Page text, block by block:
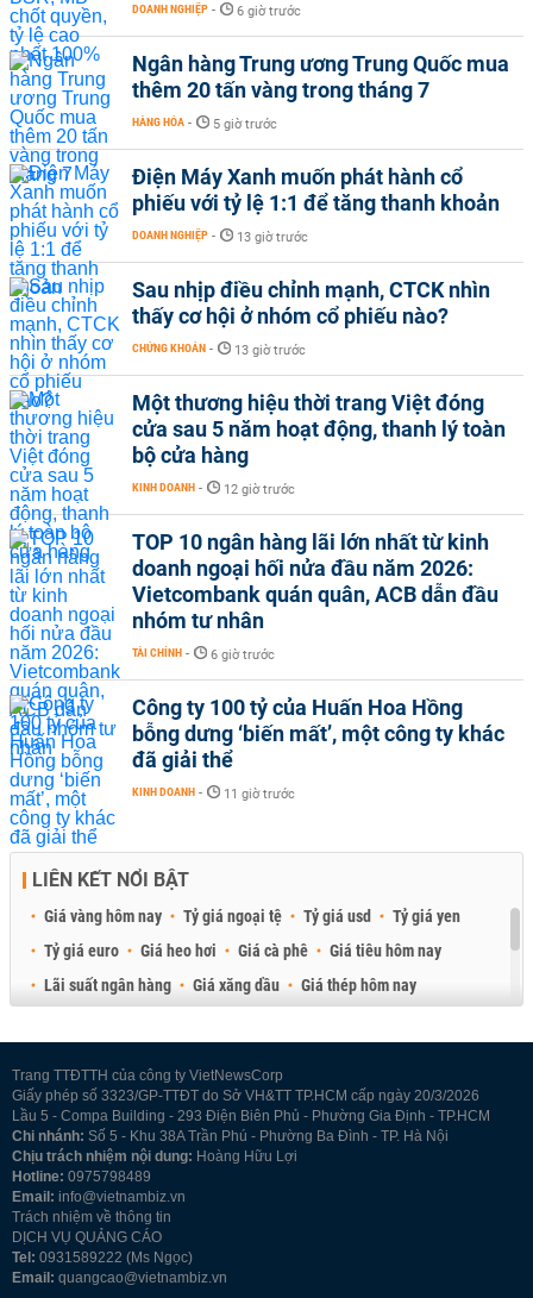
DOANH NGHIỆP - 6 giờ trước
Ngân hàng Trung ương Trung Quốc mua
thêm 20 tấn vàng trong tháng 7
HÀNG HÓA - 5 giờ trước
Điện Máy Xanh muốn phát hành cổ
phiếu với tỷ lệ 1:1 để tăng thanh khoản
DOANH NGHIỆP - 13 giờ trước
Sau nhịp điều chỉnh mạnh, CTCK nhìn
thấy cơ hội ở nhóm cổ phiếu nào?
CHỨNG KHOÁN - 13 giờ trước
Một thương hiệu thời trang Việt đóng
cửa sau 5 năm hoạt động, thanh lý toàn
bộ cửa hàng
KINH DOANH - 12 giờ trước
TOP 10 ngân hàng lãi lớn nhất từ kinh
doanh ngoại hối nửa đầu năm 2026:
Vietcombank quán quân, ACB dẫn đầu
nhóm tư nhân
TÀI CHÍNH - 6 giờ trước
Công ty 100 tỷ của Huấn Hoa Hồng
bỗng dưng ‘biến mất’, một công ty khác
đã giải thể
KINH DOANH - 11 giờ trước
LIÊN KẾT NỔI BẬT
Giá vàng hôm nay Tỷ giá ngoại tệ Tỷ giá usd
Tỷ giá yen
Tỷ giá euro
Giá heo hơi Giá cà phê
Giá tiêu hôm nay
Lãi suất ngân hàng
Giá xăng dầu
Giá thép hôm nay
Trang TTĐTTH của công ty VietNewsCorp
Giấy phép số 3323/GP-TTĐT do Sở VH&TT TP.HCM cấp ngày 20/3/2026
Lầu 5 - Compa Building - 293 Điện Biên Phủ - Phường Gia Định - TP.HCM
Chi nhánh: Số 5 - Khu 38A Trần Phú - Phường Ba Đình - TP. Hà Nội
Chịu trách nhiệm nội dung: Hoàng Hữu Lợi
Hotline: 0975798489
Email: info@vietnambiz.vn
Trách nhiệm về thông tin
DỊCH VỤ QUẢNG CÁO
Tel: 0931589222 (Ms Ngọc)
Email: quangcao@vietnambiz.vn